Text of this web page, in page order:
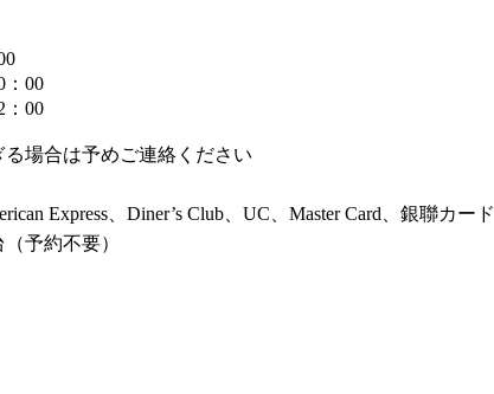
：00
：00
る場合は予めご連絡ください
Express、Diner’s Club、UC、Master Card、銀聯カード
予約不要）